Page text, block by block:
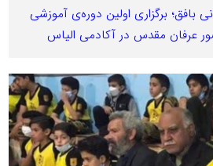
برگزاری اولین دوره‌ی آموزشی
عرفان مقدس در آکادمی الیاس